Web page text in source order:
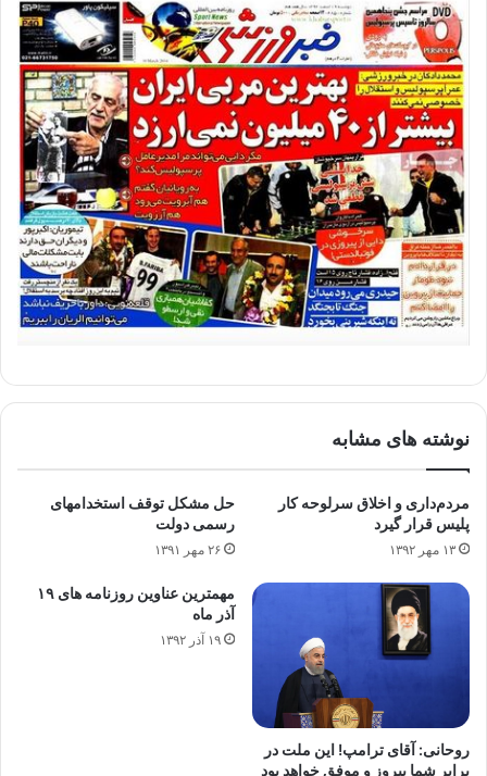
نوشته های مشابه
مردم‌داری و اخلاق سرلوحه کار
پلیس قرار گیرد
۱۳ مهر ۱۳۹۲
حل مشکل توقف استخدامهای
رسمی دولت
۲۶ مهر ۱۳۹۱
روحانی: آقای ترامپ! این ملت در
برابر شما پیروز و موفق خواهد بود
مهمترین عناوین روزنامه های ۱۹
آذر ماه
۱۹ آذر ۱۳۹۲